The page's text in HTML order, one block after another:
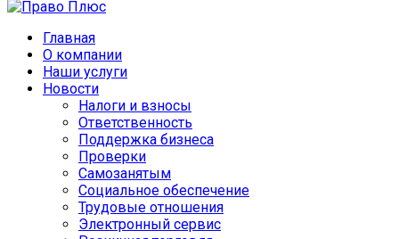
Главная
О компании
Наши услуги
Новости
Налоги и взносы
Ответственность
Поддержка бизнеса
Проверки
Самозанятым
Социальное обеспечение
Трудовые отношения
Электронный сервис